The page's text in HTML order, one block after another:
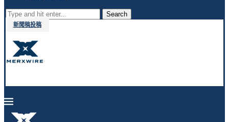
Search
新聞稿投稿